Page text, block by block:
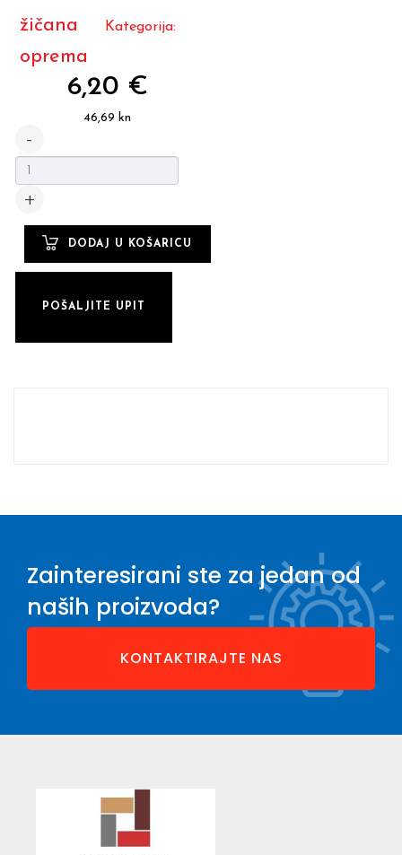
Kategorija:
žičana
oprema
6,20 €
46,69 kn
POŠALJITE UPIT
Zainteresirani ste za jedan od
naših proizvoda?
KONTAKTIRAJTE NAS